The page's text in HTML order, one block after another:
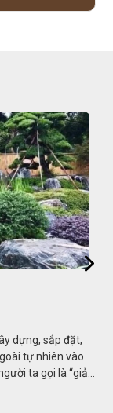
dựng, sắp đặt,
tự nhiên vào
ta gọi là “giả
mục đích thưởng